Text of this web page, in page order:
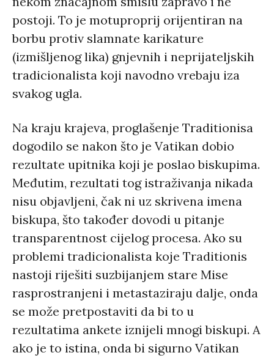
postoji. To je motuproprij orijentiran na
borbu protiv slamnate karikature
(izmišljenog lika) gnjevnih i neprijateljskih
tradicionalista koji navodno vrebaju iza
svakog ugla.
Na kraju krajeva, proglašenje Traditionisa
dogodilo se nakon što je Vatikan dobio
rezultate upitnika koji je poslao biskupima.
Međutim, rezultati tog istraživanja nikada
nisu objavljeni, čak ni uz skrivena imena
biskupa, što također dovodi u pitanje
transparentnost cijelog procesa. Ako su
problemi tradicionalista koje Traditionis
nastoji riješiti suzbijanjem stare Mise
rasprostranjeni i metastaziraju dalje, onda
se može pretpostaviti da bi to u
rezultatima ankete iznijeli mnogi biskupi. A
ako je to istina, onda bi sigurno Vatikan